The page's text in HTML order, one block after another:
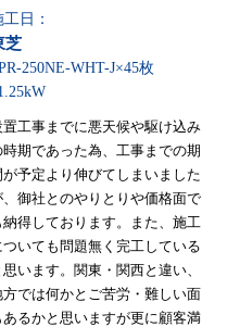
工日：
芝
250NE-WHT-J×45枚
置工事までに悪天候や駆け込み
時期であった為、工事までの期
が予定より伸びてしまいました
、御社とのやりとりや価格面で
納得しております。また、施工
ついても問題無く完工している
思います。関東・関西と違い、
方では何かとご苦労・難しい面
あるかと思いますが更に顧客満